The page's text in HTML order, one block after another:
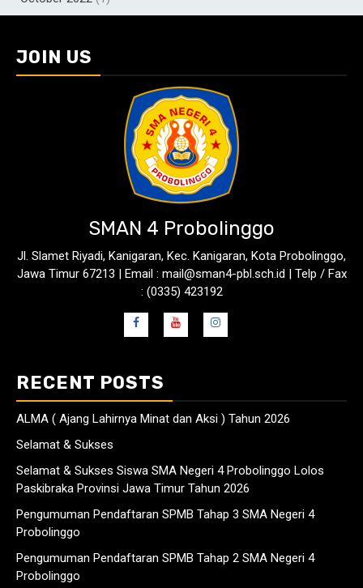
JOIN US
SMAN 4 Probolinggo
Jl. Slamet Riyadi, Kanigaran, Kec. Kanigaran, Kota Probolinggo,
Jawa Timur 67213 | Email : mail@sman4-pbl.sch.id | Telp / Fax
: (0335) 423192
RECENT POSTS
ALMA ( Ajang Lahirnya Minat dan Aksi ) Tahun 2026
Selamat & Sukses
Selamat & Sukses Siswa SMA Negeri 4 Probolinggo Lolos
Paskibraka Provinsi Jawa Timur Tahun 2026
Pengumuman Pendaftaran SPMB Tahap 3 SMA Negeri 4
Probolinggo
Pengumuman Pendaftaran SPMB Tahap 2 SMA Negeri 4
Probolinggo